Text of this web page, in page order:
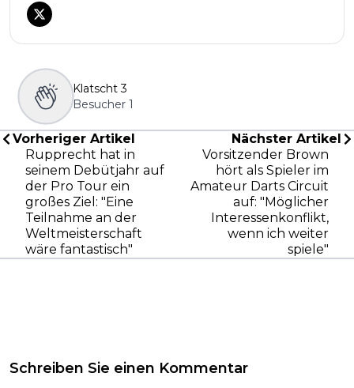
Klatscht 3
Besucher 1
Vorheriger Artikel
Rupprecht hat in
seinem Debütjahr auf
der Pro Tour ein
großes Ziel: "Eine
Teilnahme an der
Weltmeisterschaft
wäre fantastisch"
Nächster Artikel
Vorsitzender Brown
hört als Spieler im
Amateur Darts Circuit
auf: "Möglicher
Interessenkonflikt,
wenn ich weiter
spiele"
Schreiben Sie einen Kommentar